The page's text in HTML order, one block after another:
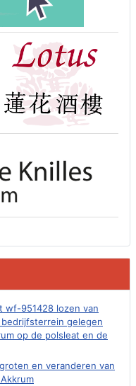
wf-951428 lozen van
gelegen
op de polsleat en de
en veranderen van